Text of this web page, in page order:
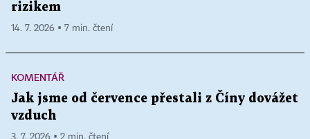
rizikem
14. 7. 2026 ▪ 7 min. čtení
KOMENTÁŘ
Jak jsme od července přestali z Číny dovážet
vzduch
3. 7. 2026 ▪ 2 min. čtení